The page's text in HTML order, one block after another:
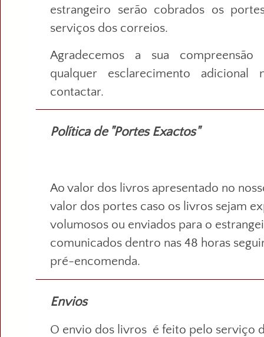
estrangeiro serão cobrados os
serviços dos correios.
Agradecemos a sua compreensão
qualquer esclarecimento
contactar.
Política de "Portes Exactos"
Ao valor dos livros apresentado no
valor dos portes caso os livros sejam
volumosos ou enviados para o
comunicados dentro nas 48 horas
pré-encomenda.
Envios
O envio dos livros é feito pelo serviço